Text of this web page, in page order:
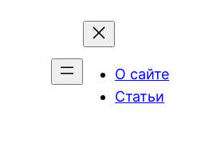
О сайте
Статьи